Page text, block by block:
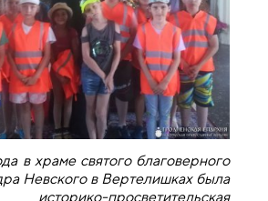
в храме святого благоверного
Невского в Вертелишках была
историко-просветительская